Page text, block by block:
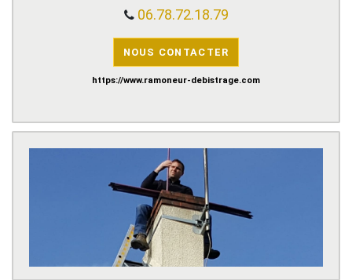
06.78.72.18.79
NOUS CONTACTER
https://www.ramoneur-debistrage.com